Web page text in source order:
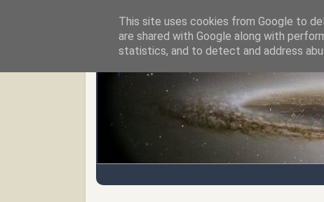
Regensburger Tagebuch
This site uses cookies from Google to
are shared with Google along with
statistics, and to detect and address